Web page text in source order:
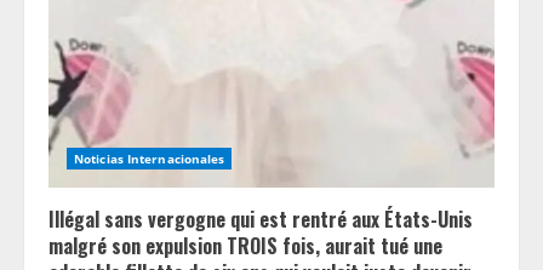
Noticias Internacionales
Illégal sans vergogne qui est rentré aux États-Unis
malgré son expulsion TROIS fois, aurait tué une